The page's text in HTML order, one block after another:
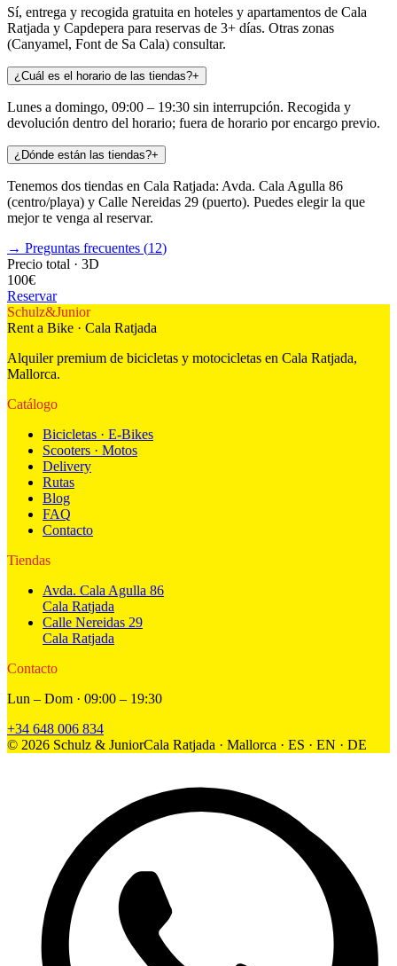
Sí, entrega y recogida gratuita en hoteles y apartamentos de Cala
Ratjada y Capdepera para reservas de 3+ días. Otras zonas
(Canyamel, Font de Sa Cala) consultar.
¿Cuál es el horario de las tiendas?+
Lunes a domingo, 09:00 – 19:30 sin interrupción. Recogida y
devolución dentro del horario; fuera de horario por encargo previo.
¿Dónde están las tiendas?+
Tenemos dos tiendas en Cala Ratjada: Avda. Cala Agulla 86
(centro/playa) y Calle Nereidas 29 (puerto). Puedes elegir la que
mejor te venga al reservar.
→ Preguntas frecuentes (12)
Precio total · 3D
100€
Reservar
Schulz&Junior
Rent a Bike · Cala Ratjada
Alquiler premium de bicicletas y motocicletas en Cala Ratjada,
Mallorca.
Catálogo
Bicicletas · E-Bikes
Scooters · Motos
Delivery
Rutas
Blog
FAQ
Contacto
Tiendas
Avda. Cala Agulla 86
Cala Ratjada
Calle Nereidas 29
Cala Ratjada
Contacto
Lun – Dom · 09:00 – 19:30
+34 648 006 834
© 2026 Schulz & JuniorCala Ratjada · Mallorca · ES · EN · DE